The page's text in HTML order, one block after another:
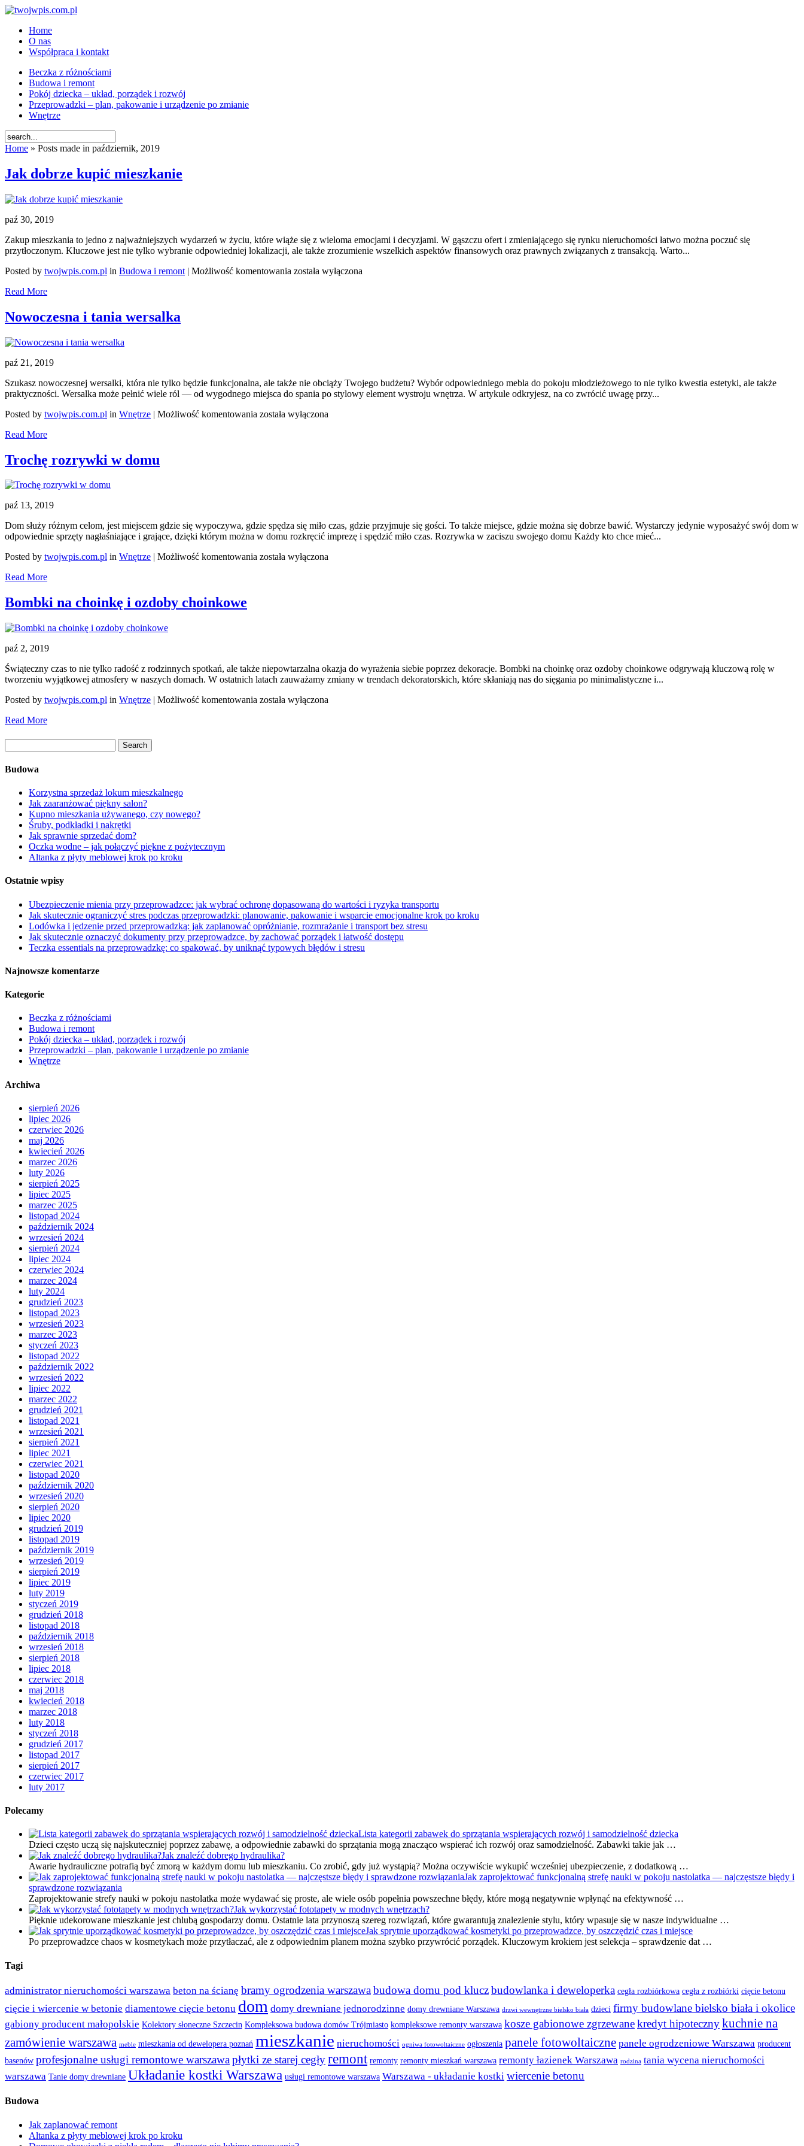
Home
O nas
Współpraca i kontakt
Beczka z różnościami
Budowa i remont
Pokój dziecka – układ, porządek i rozwój
Przeprowadzki – plan, pakowanie i urządzenie po zmianie
Wnętrze
Home » Posts made in październik, 2019
Jak dobrze kupić mieszkanie
paź 30, 2019
Zakup mieszkania to jedno z najważniejszych wydarzeń w życiu, które wiąże się z wieloma emocjami i decyzjami. W gąszczu ofert i zmieniającego się rynku nieruchomości łatwo można poczuć się
przytłoczonym. Kluczowe jest nie tylko wybranie odpowiedniej lokalizacji, ale także zrozumienie wszelkich aspektów finansowych oraz prawnych związanych z transakcją. Warto...
Posted by twojwpis.com.pl in Budowa i remont | Możliwość komentowania Jak
została wyłączona
Read More
Nowoczesna i tania wersalka
paź 21, 2019
Szukasz nowoczesnej wersalki, która nie tylko będzie funkcjonalna, ale także nie obciąży Twojego budżetu? Wybór odpowiedniego mebla do pokoju młodzieżowego to nie tylko kwestia estetyki, ale także
praktyczności. Wersalka może pełnić wiele ról — od wygodnego miejsca do spania po stylowy element wystroju wnętrza. W artykule odkryjesz, na co zwrócić uwagę przy...
Posted by twojwpis.com.pl in Wnętrze | Możliwość komentowania Nowoczesna
została wyłączona
Read More
Trochę rozrywki w domu
paź 13, 2019
Dom służy różnym celom, jest miejscem gdzie się wypoczywa, gdzie spędza się miło czas, gdzie przyjmuje się gości. To także miejsce, gdzie można się dobrze bawić. Wystarczy jedynie wyposażyć swój dom w
odpowiednie sprzęty nagłaśniające i grające, dzięki którym można w domu rozkręcić imprezę i spędzić miło czas. Rozrywka w zaciszu swojego domu Każdy kto chce mieć...
Posted by twojwpis.com.pl in Wnętrze | Możliwość komentowania Trochę
została wyłączona
Read More
Bombki na choinkę i ozdoby choinkowe
paź 2, 2019
Świąteczny czas to nie tylko radość z rodzinnych spotkań, ale także niepowtarzalna okazja do wyrażenia siebie poprzez dekoracje. Bombki na choinkę oraz ozdoby choinkowe odgrywają kluczową rolę w
tworzeniu wyjątkowej atmosfery w naszych domach. W ostatnich latach zauważamy zmiany w trendach dekoratorskich, które skłaniają nas do sięgania po minimalistyczne i...
Posted by twojwpis.com.pl in Wnętrze | Możliwość komentowania Bombki
została wyłączona
Read More
Budowa
Korzystna sprzedaż lokum mieszkalnego
Jak zaaranżować piękny salon?
Kupno mieszkania używanego, czy nowego?
Śruby, podkładki i nakrętki
Jak sprawnie sprzedać dom?
Oczka wodne – jak połączyć piękne z pożytecznym
Altanka z płyty meblowej krok po kroku
Ostatnie wpisy
Ubezpieczenie mienia przy przeprowadzce: jak wybrać ochronę dopasowaną do wartości i ryzyka transportu
Jak skutecznie ograniczyć stres podczas przeprowadzki: planowanie, pakowanie i wsparcie emocjonalne krok po kroku
Lodówka i jedzenie przed przeprowadzką: jak zaplanować opróżnianie, rozmrażanie i transport bez stresu
Jak skutecznie oznaczyć dokumenty przy przeprowadzce, by zachować porządek i łatwość dostępu
Teczka essentials na przeprowadzkę: co spakować, by uniknąć typowych błędów i stresu
Najnowsze komentarze
Kategorie
Beczka z różnościami
Budowa i remont
Pokój dziecka – układ, porządek i rozwój
Przeprowadzki – plan, pakowanie i urządzenie po zmianie
Wnętrze
Archiwa
sierpień 2026
lipiec 2026
czerwiec 2026
maj 2026
kwiecień 2026
marzec 2026
luty 2026
sierpień 2025
lipiec 2025
marzec 2025
listopad 2024
październik 2024
wrzesień 2024
sierpień 2024
lipiec 2024
czerwiec 2024
marzec 2024
luty 2024
grudzień 2023
listopad 2023
wrzesień 2023
marzec 2023
styczeń 2023
listopad 2022
październik 2022
wrzesień 2022
lipiec 2022
marzec 2022
grudzień 2021
listopad 2021
wrzesień 2021
sierpień 2021
lipiec 2021
czerwiec 2021
listopad 2020
październik 2020
wrzesień 2020
sierpień 2020
lipiec 2020
grudzień 2019
listopad 2019
październik 2019
wrzesień 2019
sierpień 2019
lipiec 2019
luty 2019
styczeń 2019
grudzień 2018
listopad 2018
październik 2018
wrzesień 2018
sierpień 2018
lipiec 2018
czerwiec 2018
maj 2018
kwiecień 2018
marzec 2018
luty 2018
styczeń 2018
grudzień 2017
listopad 2017
sierpień 2017
czerwiec 2017
luty 2017
Polecamy
Lista kategorii zabawek do sprzątania wspierających rozwój i samodzielność dziecka
Dzieci często uczą się najskuteczniej poprzez zabawę, a odpowiednie zabawki do sprzątania mogą znacząco wspierać ich rozwój oraz samodzielność. Zabawki takie jak …
Jak znaleźć dobrego hydraulika?
Awarie hydrauliczne potrafią być zmorą w każdym domu lub mieszkaniu. Co zrobić, gdy już wystąpią? Można oczywiście wykupić wcześniej ubezpieczenie, z dodatkową …
Jak zaprojektować funkcjonalną strefę nauki w pokoju nastolatka — najczęstsze błędy i
sprawdzone rozwiązania
Zaprojektowanie strefy nauki w pokoju nastolatka może wydawać się proste, ale wiele osób popełnia powszechne błędy, które mogą negatywnie wpłynąć na efektywność …
Jak wykorzystać fototapety w modnych wnętrzach?
Pięknie udekorowane mieszkanie jest chlubą gospodarzy domu. Ostatnie lata przynoszą szereg rozwiązań, które gwarantują znalezienie stylu, który wpasuje się w nasze indywidualne …
Jak sprytnie uporządkować kosmetyki po przeprowadzce, by oszczędzić czas i miejsce
Po przeprowadzce chaos w kosmetykach może przytłaczać, ale z odpowiednim planem można szybko przywrócić porządek. Kluczowym krokiem jest selekcja – sprawdzenie dat …
Tagi
administrator nieruchomości warszawa beton na ścianę bramy ogrodzenia warszawabudowa domu pod kluczbudowlanka i deweloperka cegła rozbiórkowa cegła z rozbiórki cięcie betonu
cięcie i wiercenie w betonie diamentowe cięcie betonu dom domy drewniane jednorodzinne domy drewniane Warszawa drzwi wewnętrzne bielsko biała dzieci firmy budowlane bielsko biała i okolice
gabiony producent małopolskie Kolektory słoneczne Szczecin Kompleksowa budowa domów Trójmiasto kompleksowe remonty warszawa kosze gabionowe zgrzewanekredyt hipotecznykuchnie na
zamówienie warszawa meble mieszkania od dewelopera poznań mieszkanie nieruchomości ogniwa fotowoltaiczne ogłoszenia panele fotowoltaiczne panele ogrodzeniowe Warszawa producent
basenów profesjonalne usługi remontowe warszawapłytki ze starej cegłyremont remonty remonty mieszkań warszawa remonty łazienek Warszawa rodzina tania wycena nieruchomości
warszawa Tanie domy drewniane Układanie kostki Warszawa usługi remontowe warszawa Warszawa - układanie kostki wiercenie betonu
Budowa
Jak zaplanować remont
Altanka z płyty meblowej krok po kroku